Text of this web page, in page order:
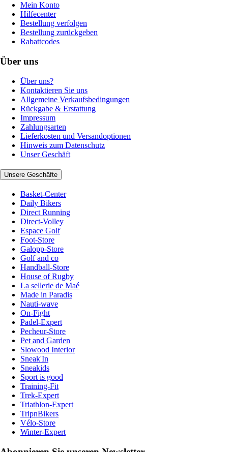
Mein Konto
Hilfecenter
Bestellung verfolgen
Bestellung zurückgeben
Rabattcodes
Über uns
Über uns?
Kontaktieren Sie uns
Allgemeine Verkaufsbedingungen
Rückgabe & Erstattung
Impressum
Zahlungsarten
Lieferkosten und Versandoptionen
Hinweis zum Datenschutz
Unser Geschäft
Unsere Geschäfte
Basket-Center
Daily Bikers
Direct Running
Direct-Volley
Espace Golf
Foot-Store
Galopp-Store
Golf and co
Handball-Store
House of Rugby
La sellerie de Maé
Made in Paradis
Nauti-wave
On-Fight
Padel-Expert
Pecheur-Store
Pet and Garden
Slowood Interior
Sneak'In
Sneakids
Sport is good
Training-Fit
Trek-Expert
Triathlon-Expert
TripnBikers
Vélo-Store
Winter-Expert